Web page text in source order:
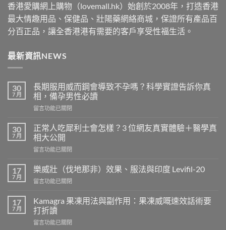
香港愛購網上購物（lovemall.hk）始創於2008年，打造香港
最大情趣用品、保健品、壯陽藥網絡商城，保證所有產品百
分百正品，讓全香港港有需要的客戶享受性福生活。
最新資訊NEWS
30
7 月
長期服用威而鋼會導致不孕嗎？科學實證告訴你真
相，備孕男性必讀
在
期
服
用
威
鋼
導
不
孕
嗎？
留言功能已關閉
30
7 月
正常人吃犀利士會怎樣？3 位網友真實體驗＋醫學真
相大公開
在
常
人
吃
利
士
怎
留言功能已關閉
17
7 月
樂威壯（伐地那非）效果、服法與印度 Levifil-20
在
威
壯
（伐
地
留言功能已關閉
17
7 月
Kamagra 果凍用法與副作用：果凍威嘅速效話術要
打折讀
在
留言功能已關閉